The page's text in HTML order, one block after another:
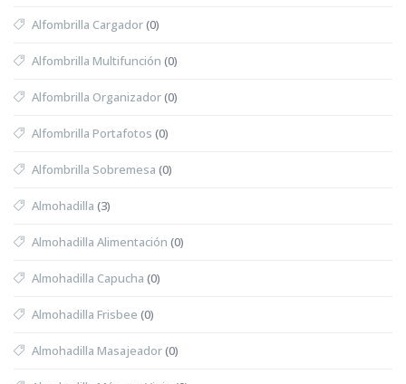
Alfombrilla Cargador(0)
Alfombrilla Multifunción (0)
Alfombrilla Organizador(0)
Alfombrilla Portafotos (0)
Alfombrilla Sobremesa (0)
Almohadilla (3)
Almohadilla Alimentación (0)
Almohadilla Capucha (0)
Almohadilla Frisbee (0)
Almohadilla Masajeador(0)